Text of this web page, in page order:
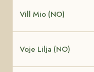
Vill Mio (NO)
Voje Lilja (NO)